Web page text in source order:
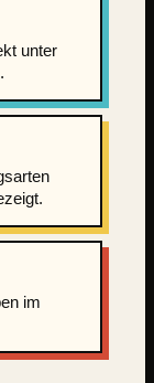
unter
im